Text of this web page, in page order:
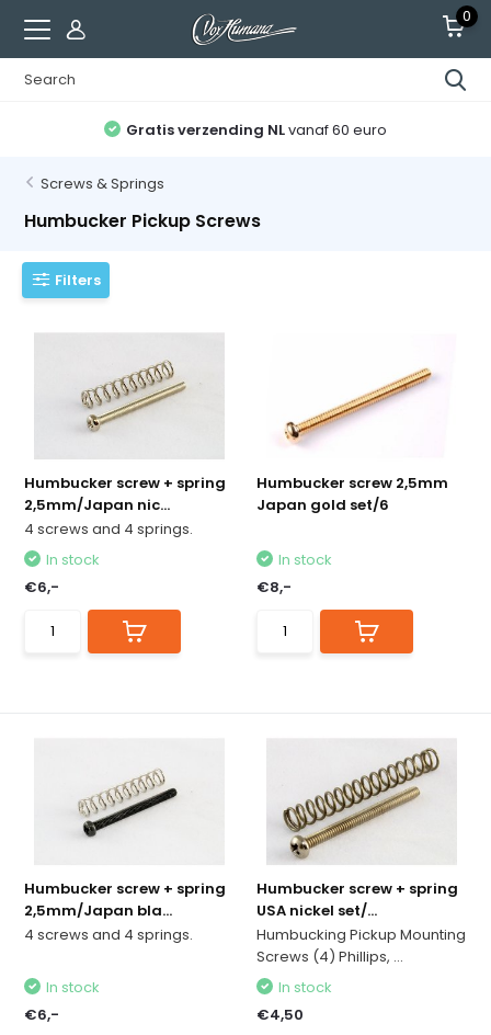
0
Gratis verzending NLvanaf 60 euro
Screws & Springs
Humbucker Pickup Screws
Filters
Humbucker screw + spring
2,5mm/Japan nic...
4 screws and 4 springs.
In stock
€6,-
Humbucker screw 2,5mm
Japan gold set/6
In stock
€8,-
Humbucker screw + spring
2,5mm/Japan bla...
4 screws and 4 springs.
In stock
€6,-
Humbucker screw + spring
USA nickel set/...
Humbucking Pickup Mounting
Screws (4) Phillips, ...
In stock
€4,50